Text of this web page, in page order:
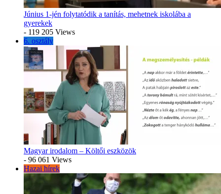
Június 1-jén folytatódik a tanítás, mehetnek iskolába a
gyerekek
- 119 205 Views
6. osztály
Magyar irodalom – Költői eszközök
- 96 061 Views
Hazai hírek